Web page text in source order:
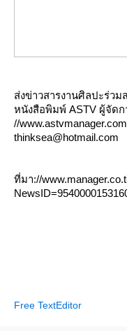
ส่งข่าวสารงานศิลปะร่วม
หนังสือพิมพ์ ASTV ผู้จัดก
//
thinksea@hotmail.com
ที่มา://
Free TextEditor